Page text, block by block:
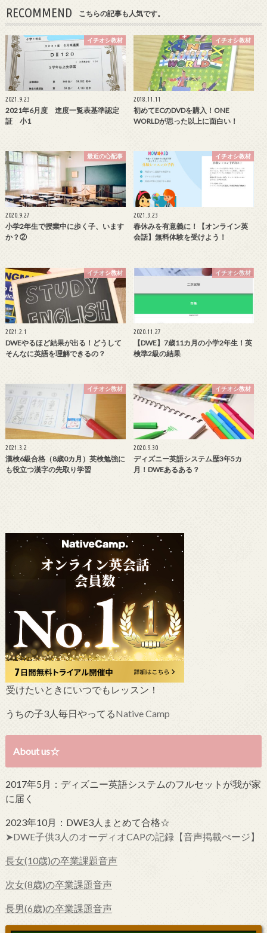
RECOMMEND こちらの記事も人気です。
イチオシ教材
2021.9.23
2021年6月度 進度一覧表基準認定
証 小1
イチオシ教材
2018.11.11
初めてECのDVDを購入！ONE
WORLDが思った以上に面白い！
最近の心配事
2020.9.27
小学2年生で授業中に歩く子、います
か？②
イチオシ教材
2021.3.23
春休みを有意義に！【オンライン英
会話】無料体験を受けよう！
イチオシ教材
2021.2.1
DWEやるほど結果が出る！どうして
そんなに英語を理解できるの？
イチオシ教材
2020.11.27
【DWE】7歳11カ月の小学2年生！英
検準2級の結果
イチオシ教材
2021.3.2
漢検6級合格（8歳0カ月）英検勉強に
も役立つ漢字の先取り学習
イチオシ教材
2020.9.30
ディズニー英語システム歴3年5カ
月！DWEあるある？
受けたいときにいつでもレッスン！
うちの子3人毎日やってるNative Camp
About us☆
2017年5月：ディズニー英語システムのフルセットが我が家
に届く
2023年10月：DWE3人まとめて合格☆
➤DWE子供3人のオーディオCAPの記録【音声掲載ぺージ】
長女(10歳)の卒業課題音声
次女(8歳)の卒業課題音声
長男(6歳)の卒業課題音声